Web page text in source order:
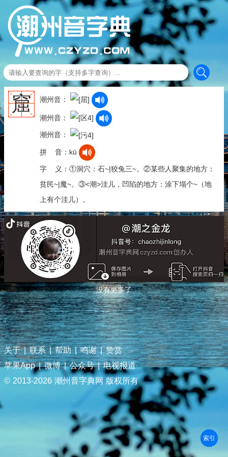
窟 潮州音：
潮州音：
潮州音：
拼 音：kū
字 义：①洞穴：石~|狡兔三~。②某些人聚集的地方：
贫民~|魔~。③<潮>洼儿，凹陷的地方：涂下塌个~（地
上有个洼儿）。
没有更多了
关于 | 联系 | 帮助 | 鸣谢 | 赞赏
苹果App | 微博 | 公众号 | 电视报道
© 2013-2026 潮州音字典网 版权所有
部首
笔划
拼音
潮拼